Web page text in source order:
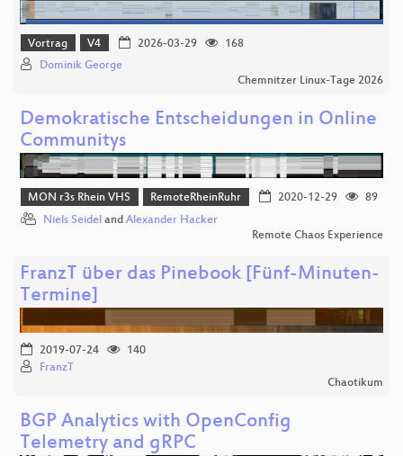
Vortrag V4 2026-03-29
168
Dominik George
Chemnitzer Linux-Tage 2026
Demokratische Entscheidungen in Online
Communitys
MON r3s Rhein VHS RemoteRheinRuhr 2020-12-29
89
Niels Seidel and Alexander Hacker
Remote Chaos Experience
FranzT über das Pinebook [Fünf-Minuten-
Termine]
2019-07-24
140
FranzT
Chaotikum
BGP Analytics with OpenConfig
Telemetry and gRPC